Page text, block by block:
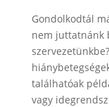
Gondolkodtál
nem juttatnánk
találhatóak
vagy